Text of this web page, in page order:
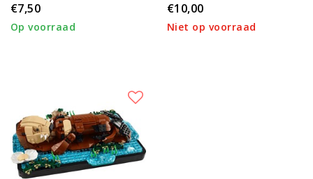
€7,50
Op voorraad
€10,00
Niet op voorraad